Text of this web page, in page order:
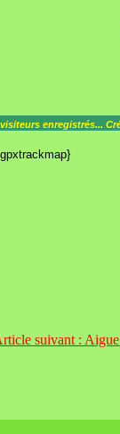
enregistrés...
suivant :